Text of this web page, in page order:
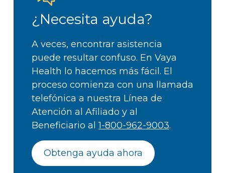
¿Necesita ayuda?
A veces, encontrar asistencia
puede resultar confuso. En Vaya
Health lo hacemos más fácil. El
proceso comienza con una llamada
telefónica a nuestra Línea de
Atención al Afiliado y al
Beneficiario al1-800-962-9003.
Obtenga ayuda ahora